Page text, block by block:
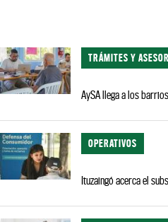
TRÁMITES Y
AySA llega a los
OPERATIVOS
Ituzaingó acerca el